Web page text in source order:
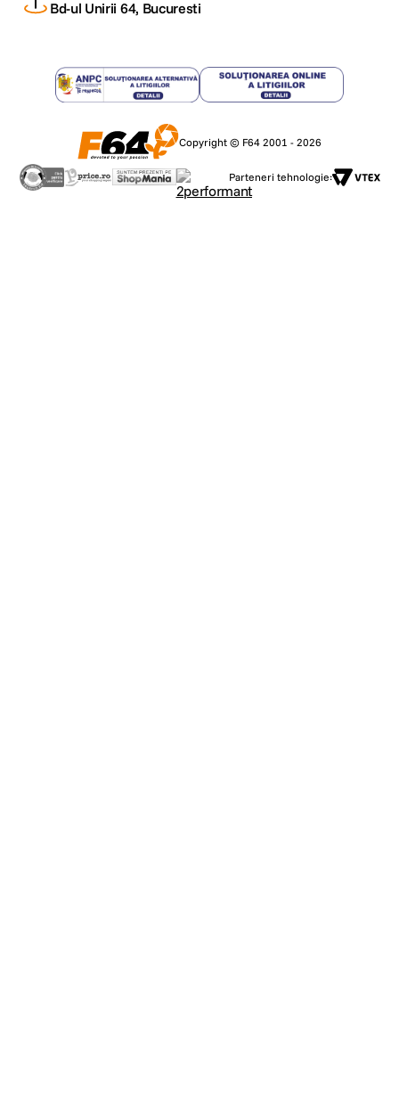
Bd-ul Unirii 64, Bucuresti
Copyright © F64 2001 - 2026
Parteneri tehnologie: